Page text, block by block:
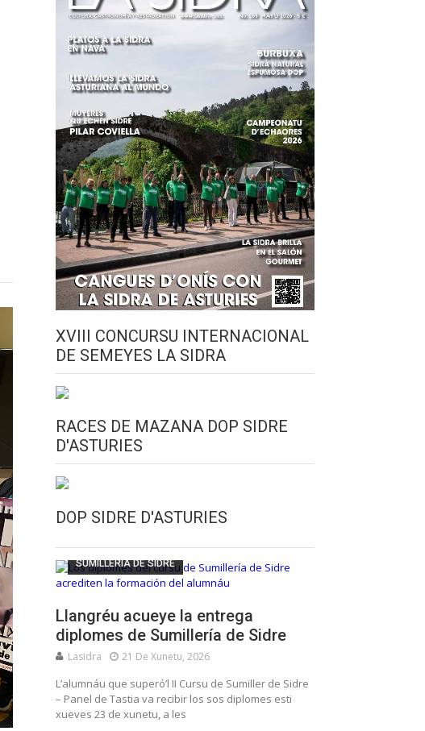
XVIII CONCURSU INTERNACIONAL
DE SEMEYES LA SIDRA
RACES DE MAZANA DOP SIDRE
D'ASTURIES
DOP SIDRE D'ASTURIES
ESCUELA DE SUMILLERÍA DE LA SIDRE
SUMILLERÍA DE SIDRE
Llangréu acueye la entrega
diplomes de Sumillería de Sidre
Lasidra 21 De Xunetu, 2026
L’alumnáu que superó’l II Cursu de Sumiller de Sidre
– Panel de Tastia va recibir los sos diplomes esti
xueves 23 de xunetu, a les